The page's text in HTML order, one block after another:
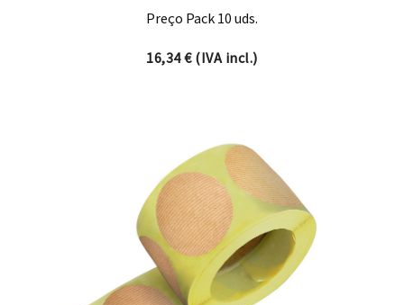
Preço Pack 10 uds.
16,34€(IVA incl.)